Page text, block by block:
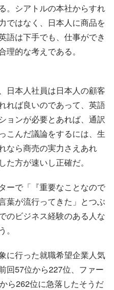
。シアトルの本社からすれ
ではなく、日本人に商品を
語は下手でも、仕事ができ
理的な考えである。
日本人社員は日本人の顧客
れば良いのであって、英語
ョンが必要とあれば、通訳
こんだ議論をするには、生
なら商売の実力さえあれ
方が速いし正確だ。
ーで「『重要なことなので
葉が流行ってきた」とつぶ
のビジネス経験のある人な
に行った就職希望企業人気
回57位から227位、ファー
ら262位に急落したそうだ